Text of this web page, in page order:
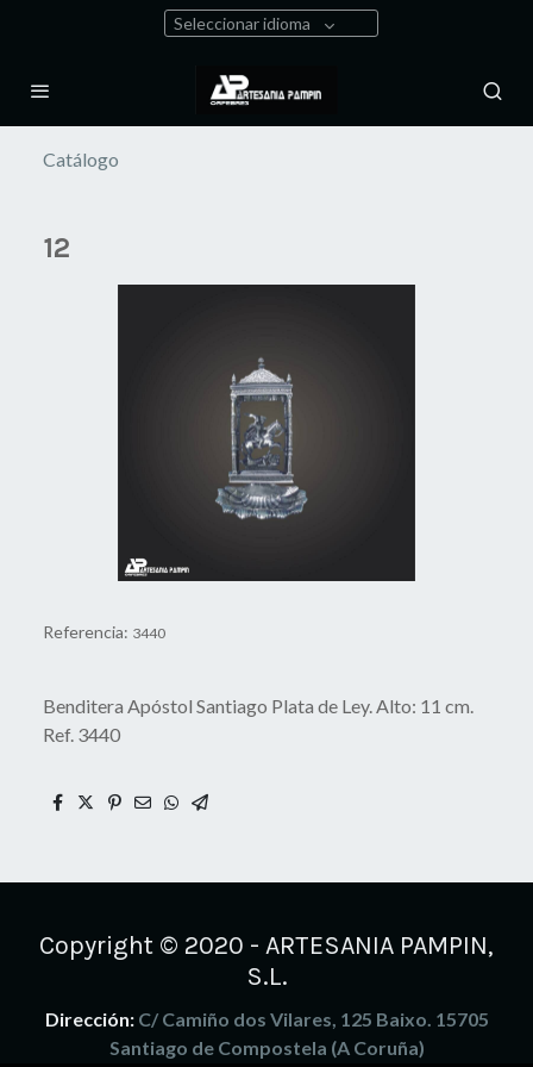
Seleccionar idioma
Catálogo
12
Referencia: 3440
Benditera Apóstol Santiago Plata de Ley. Alto: 11 cm.
Ref. 3440
Copyright © 2020 - ARTESANIA PAMPIN,
S.L.
Dirección: C/ Camiño dos Vilares, 125 Baixo. 15705
Santiago de Compostela (A Coruña)